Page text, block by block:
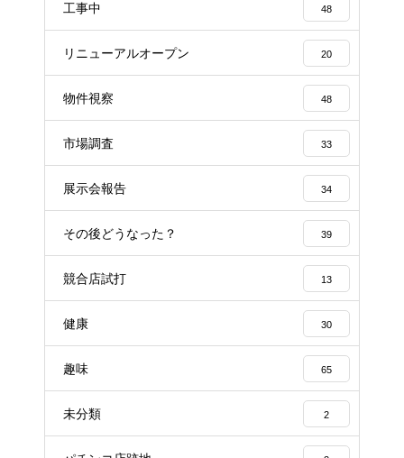
工事中 48
リニューアルオープン 20
物件視察 48
市場調査 33
展示会報告 34
その後どうなった？ 39
競合店試打 13
健康 30
趣味 65
未分類 2